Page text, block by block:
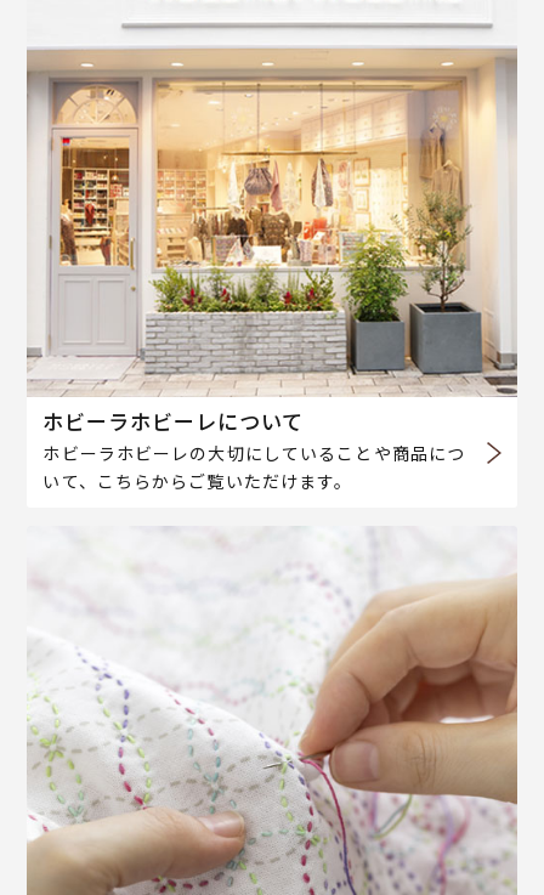
ホビーラホビーレについて
ホビーラホビーレの大切にしていることや商品につ
いて、こちらからご覧いただけます。